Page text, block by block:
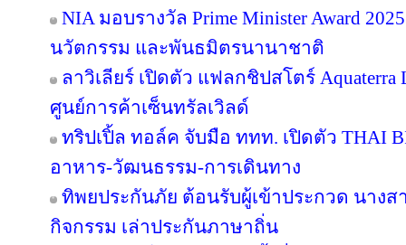
NIA มอบรางวัล Prime Minister Award
นวัตกรรม และพันธมิตรนานาชาติ
ลาวิเลียร์ เปิดตัว แฟลกชิปสโตร์
ศูนย์การค้าเซ็นทรัลเวิลด์
ทริปเปิ้ล ทอล์ค จับมือ ททท. เปิดตัว THAI
อาหาร-วัฒนธรรม-การเดินทาง
ทิพยประกันภัย ต้อนรับผู้เข้าประกวด นางส
กิจกรรม เล่าประกันภาษาถิ่น